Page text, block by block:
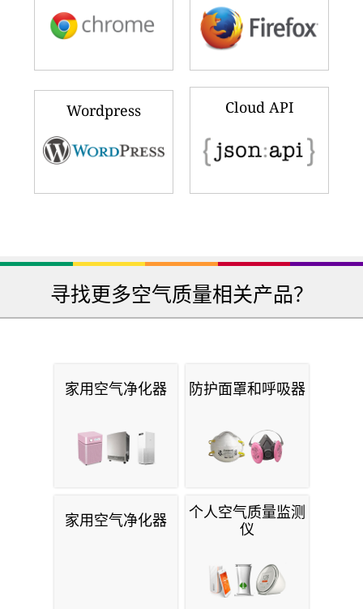
Wordpress Cloud API
寻找更多空气质量相关产品？
家用空气净化器 防护面罩和呼吸器
家用空气净化器
个人空气质量监测
仪